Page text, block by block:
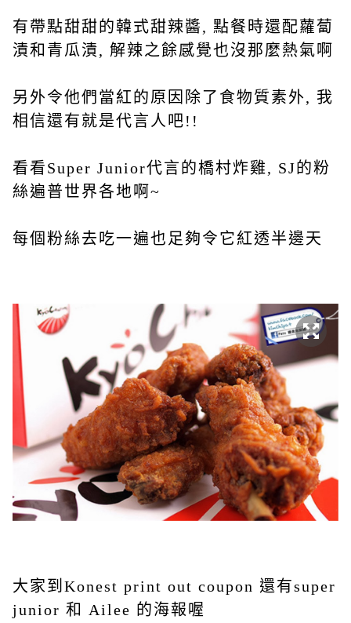
有帶點甜甜的韓式甜辣醬, 點餐時還配蘿蔔
漬和青瓜漬, 解辣之餘感覺也沒那麼熱氣啊
另外令他們當紅的原因除了食物質素外, 我
相信還有就是代言人吧!!
看看Super Junior代言的橋村炸雞, SJ的粉
絲遍普世界各地啊~
每個粉絲去吃一遍也足夠令它紅透半邊天
大家到Konest print out coupon 還有super
junior 和 Ailee 的海報喔